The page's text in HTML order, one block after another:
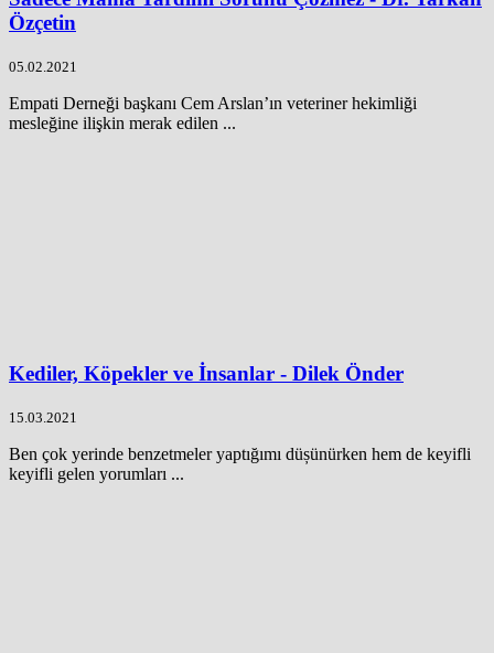
Özçetin
05.02.2021
Empati Derneği başkanı Cem Arslan’ın veteriner hekimliği
mesleğine ilişkin merak edilen ...
Kediler, Köpekler ve İnsanlar - Dilek Önder
15.03.2021
Ben çok yerinde benzetmeler yaptığımı düșünürken hem de keyifli
keyifli gelen yorumları ...